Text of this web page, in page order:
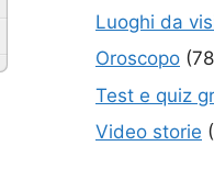
Luoghi da
Oroscopo
Test e quiz
Video storie